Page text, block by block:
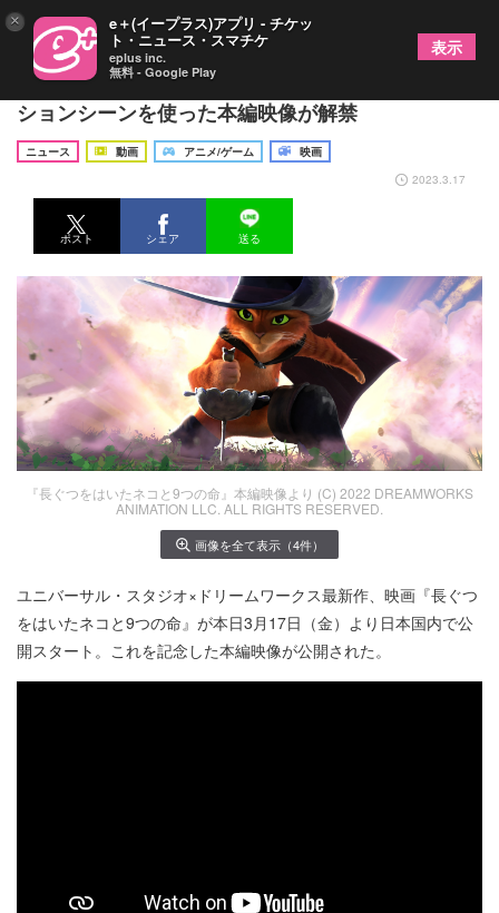
『長ぐつをはいたネコと9つの命』公開記念 アク
ションシーンを使った本編映像が解禁
ニュース 動画 アニメ/ゲーム
映画
2023.3.17
ポスト シェア 送る
『長ぐつをはいたネコと9つの命』本編映像より (C) 2022 DREAMWORKS
ANIMATION LLC. ALL RIGHTS RESERVED.
画像を全て表示（4件）
ユニバーサル・スタジオ×ドリームワークス最新作、映画『長ぐつ
をはいたネコと9つの命』が本日3月17日（金）より日本国内で公
開スタート。これを記念した本編映像が公開された。
× e＋(イープラス)アプリ - チケッ
ト・ニュース・スマチケ
eplus inc.
無料 - Google Play
表示